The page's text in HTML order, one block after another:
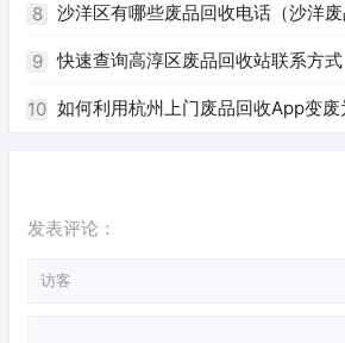
8 沙洋区有哪些废品回收电话（沙洋废
9 快速查询高淳区废品回收站联系方
电话）
10 如何利用杭州上门废品回收App变废
发表评论：